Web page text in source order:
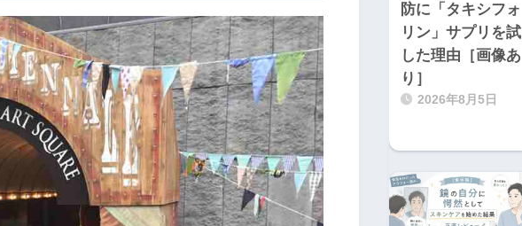
防に「タキシフォ
リン」サプリを試
した理由［画像あ
り］
2026年8月5日